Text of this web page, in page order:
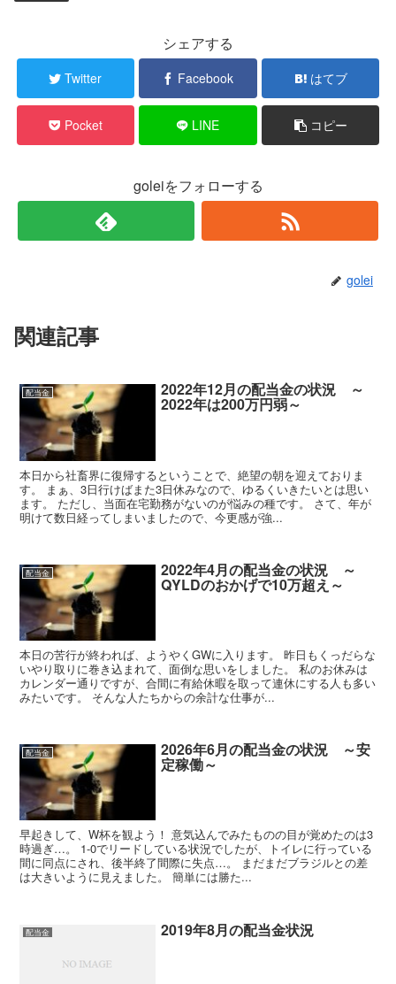
シェアする
Twitter Facebook はてブ
Pocket LINE コピー
goleiをフォローする
golei
関連記事
配当金 2022年12月の配当金の状況 ～
2022年は200万円弱～
本日から社畜界に復帰するということで、絶望の朝を迎えておりま
す。 まぁ、3日行けばまた3日休みなので、ゆるくいきたいとは思い
ます。 ただし、当面在宅勤務がないのが悩みの種です。 さて、年が
明けて数日経ってしまいましたので、今更感が強...
配当金 2022年4月の配当金の状況 ～
QYLDのおかげで10万超え～
本日の苦行が終われば、ようやくGWに入ります。 昨日もくっだらな
いやり取りに巻き込まれて、面倒な思いをしました。 私のお休みは
カレンダー通りですが、合間に有給休暇を取って連休にする人も多い
みたいです。 そんな人たちからの余計な仕事が...
配当金 2026年6月の配当金の状況 ～安
定稼働～
早起きして、W杯を観よう！ 意気込んでみたものの目が覚めたのは3
時過ぎ…。 1-0でリードしている状況でしたが、トイレに行っている
間に同点にされ、後半終了間際に失点…。 まだまだブラジルとの差
は大きいように見えました。 簡単には勝た...
配当金 2019年8月の配当金状況